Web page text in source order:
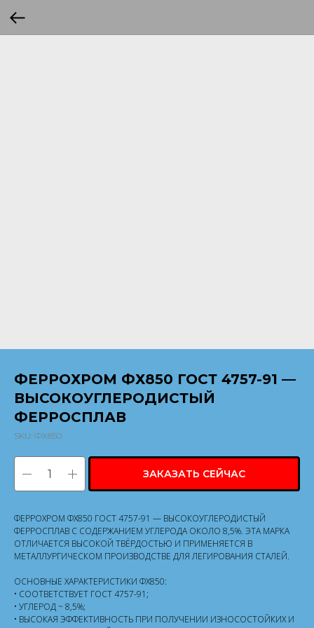
ФЕРРОХРОМ ФХ850 ГОСТ 4757-91 —
ВЫСОКОУГЛЕРОДИСТЫЙ
ФЕРРОСПЛАВ
SKU: ФХ850
ЗАКАЗАТЬ СЕЙЧАС
ФЕРРОХРОМ ФХ850 ГОСТ 4757-91 — ВЫСОКОУГЛЕРОДИСТЫЙ
ФЕРРОСПЛАВ С СОДЕРЖАНИЕМ УГЛЕРОДА ОКОЛО 8,5%. ЭТА МАРКА
ОТЛИЧАЕТСЯ ВЫСОКОЙ ТВЁРДОСТЬЮ И ПРИМЕНЯЕТСЯ В
МЕТАЛЛУРГИЧЕСКОМ ПРОИЗВОДСТВЕ ДЛЯ ЛЕГИРОВАНИЯ СТАЛЕЙ.
ОСНОВНЫЕ ХАРАКТЕРИСТИКИ ФХ850:
• СООТВЕТСТВУЕТ ГОСТ 4757-91;
• УГЛЕРОД ~ 8,5%;
• ВЫСОКАЯ ЭФФЕКТИВНОСТЬ ПРИ ПОЛУЧЕНИИ ИЗНОСОСТОЙКИХ И